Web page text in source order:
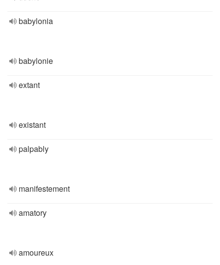
babylonia
babylonie
extant
existant
palpably
manifestement
amatory
amoureux